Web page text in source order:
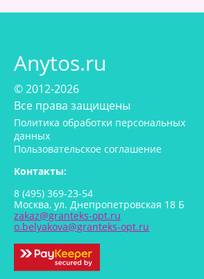
Anytos.ru
© 2012-2026
Все права защищены
Политика обработки персональных
данных
Пользовательское соглашение
Контакты:
8 (495) 369-23-54
Москва, ул. Днепропетровская 18 Б
zakaz@granteks-opt.ru
o.belyakova@granteks-opt.ru